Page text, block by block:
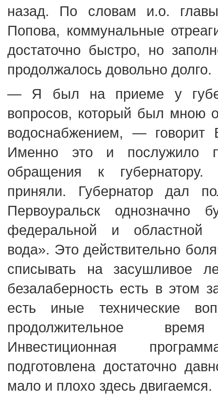
назад. По словам и.о.
Попова, коммунальные
достаточно быстро, но
продолжалось довольно долго.
— Я был на приеме у
вопросов, который был мною
водоснабжением, —
Именно это и послужило
обращения к
приняли. Губернатор дал
Первоуральск однозначно
федеральной и областной
вода». Это действительно
списывать на
безалаберность есть в этом
есть иные технические
продолжительное
Инвестиционная
подготовлена достаточно
мало и плохо здесь двигаемся.